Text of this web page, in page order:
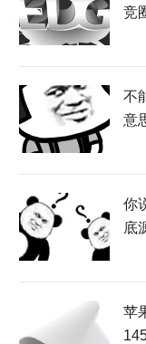
竞
不
意
你
底
苹